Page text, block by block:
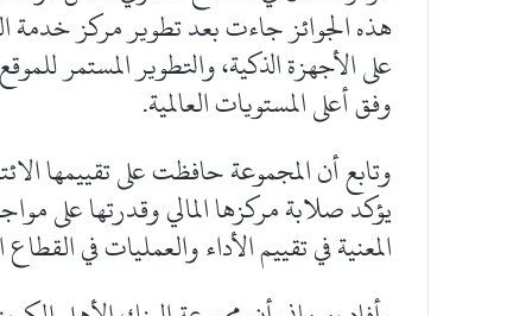
هذه الجوائز جاءت بعد تطوير مركز خدمة
على الأجهزة الذكية، والتطوير المستمر
وفق أعلى المستويات العالمية.
يؤكد صلابة مركزها المالي وقدرتها على
المعنية في تقييم الأداء والعمليات في